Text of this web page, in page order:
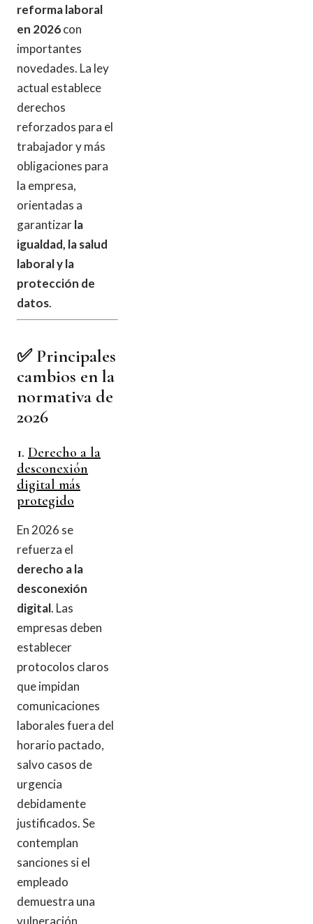
reforma laboral
en 2026con
importantes
novedades. La ley
actual establece
derechos
reforzados para el
trabajador y más
obligaciones para
la empresa,
orientadas a
garantizarla
igualdad, la salud
laboral y la
protección de
datos.
✅ Principales
cambios en la
normativa de
2026
1. Derecho a la
desconexión
digital más
protegido
En 2026 se
refuerza el
derecho a la
desconexión
digital. Las
empresas deben
establecer
protocolos claros
que impidan
comunicaciones
laborales fuera del
horario pactado,
salvo casos de
urgencia
debidamente
justificados. Se
contemplan
sanciones si el
empleado
demuestra una
vulneración